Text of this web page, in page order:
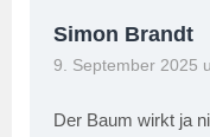
Simon Brandt
9. September 2025
Der Baum wirkt ja